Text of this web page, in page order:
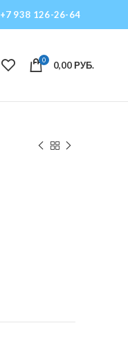
+7 938 126-26-64
0 0,00РУБ.